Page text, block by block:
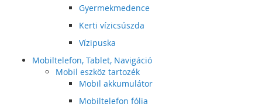
Gyermekmedence
Kerti vízicsúszda
Vízipuska
Mobiltelefon, Tablet, Navigáció
Mobil eszköz tartozék
Mobil akkumulátor
Mobiltelefon fólia